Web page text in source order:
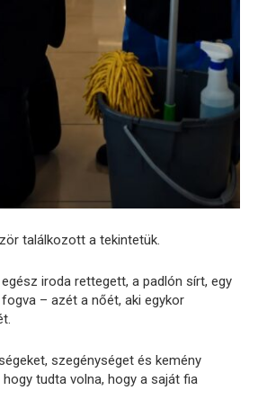
találkozott a tekintetük.
iroda rettegett, a padlón sírt, egy
– azét a nőét, aki egykor
szegénységet és kemény
tudta volna, hogy a saját fia